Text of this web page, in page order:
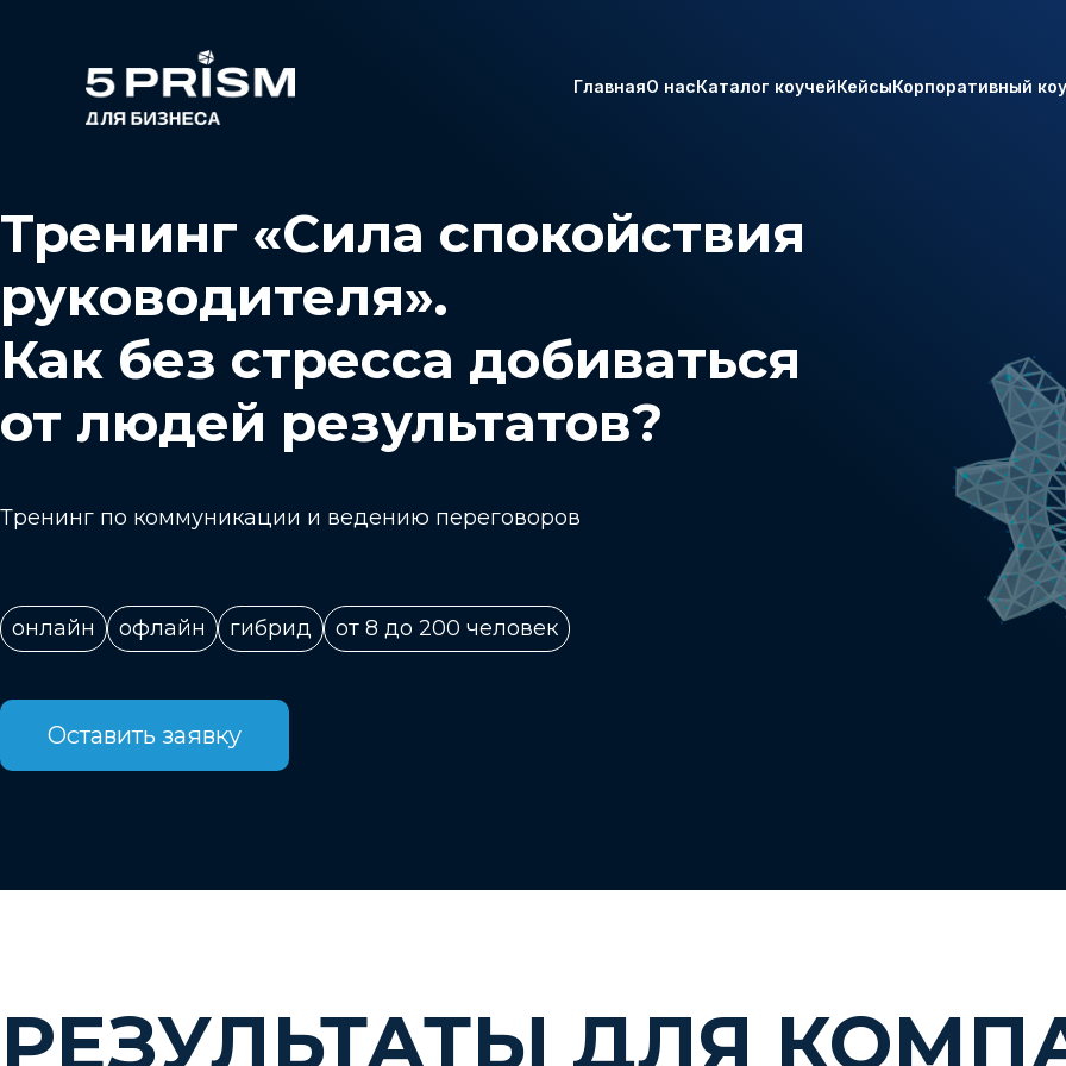
ГлавнаяО насКаталог коучейКейсыКорпоративный
Тренинг «Сила спокойствия
руководителя».
Как без стресса добиваться
от людей результатов?
Тренинг по коммуникации и ведению переговоров
онлайн офлайн гибрид от 8 до 200 человек
Оставить заявку
РЕЗУЛЬТАТЫ ДЛЯ